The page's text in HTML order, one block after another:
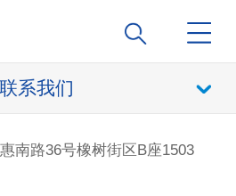
联系我们
南路36号橡树街区B座1503